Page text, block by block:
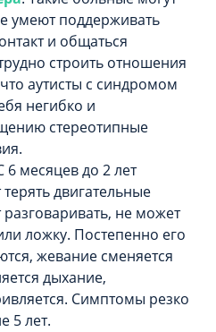
умеют поддерживать
и общаться
строить отношения
аутисты с синдромом
негибко и
стереотипные
6 месяцев до 2 лет
двигательные
разговаривать, не может
ложку. Постепенно его
жевание сменяется
дыхание,
Симптомы резко
5 лет.